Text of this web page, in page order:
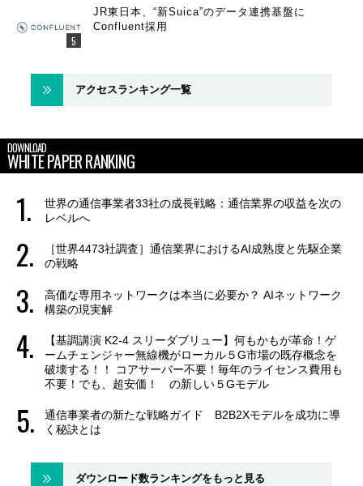
JR東日本、“新Suica”のデータ連携基盤に
Confluent採用
アクセスランキング一覧
DOWNLOAD
WHITE PAPER RANKING
世界の通信事業者33社の成長戦略：通信業界の収益を次の
レベルへ
［世界4473社調査］通信業界におけるAI成熟度と先駆企業
の戦略
高価な専用ネットワークは本当に必要か？ AIネットワーク
構築の現実解
【基調講演 K2-4 スリーダブリュー】何もかもが革命！ゲ
ームチェンジャー無線機がローカル５G市場の既存概念を
破壊する！！ コアサーバー不要！毎年のライセンス費用も
不要！でも、超安価！ の新しい５Gモデル
通信事業者の新たな戦略ガイド B2B2Xモデルを成功に導
く秘訣とは
ダウンロード数ランキングをもっと見る